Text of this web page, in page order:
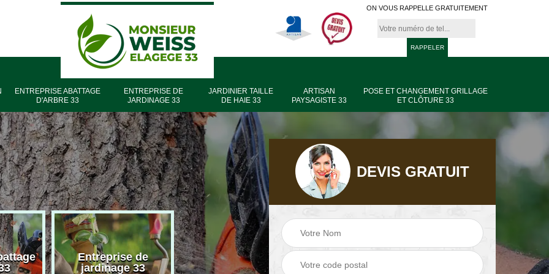
ON VOUS RAPPELLE GRATUITEMENT
ENTREPRISE ABATTAGE
D'ARBRE 33
ENTREPRISE DE
JARDINAGE 33
JARDINIER TAILLE
DE HAIE 33
ARTISAN
PAYSAGISTE 33
POSE ET CHANGEMENT GRILLAGE
ET CLÔTURE 33
Entreprise de
jardinage 33
Entreprise élagage
33
haie 33
Artisan paysagiste
DEVIS GRATUIT